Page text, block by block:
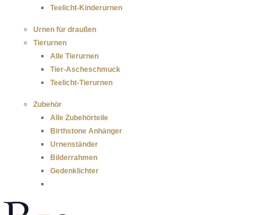
Teelicht-Kinderurnen
Urnen für draußen
Tierurnen
Alle Tierurnen
Tier-Ascheschmuck
Teelicht-Tierurnen
Zubehör
Alle Zubehörteile
Birthstone Anhänger
Urnenständer
Bilderrahmen
Gedenklichter